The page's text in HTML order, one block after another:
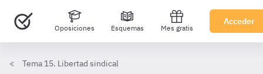
Oposiciones Esquemas Mes gratis
Acceder
Tema 15. Libertad sindical